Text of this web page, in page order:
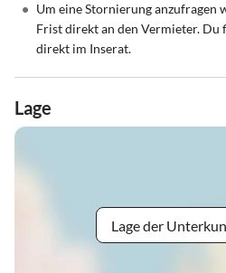
• Um eine Stornierung anzufragen
Frist direkt an den Vermieter.
direkt im Inserat.
Lage
Lage der